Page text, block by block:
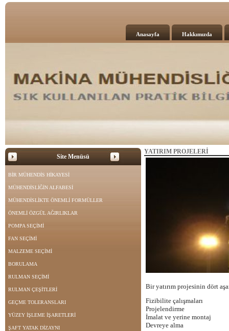
Anasayfa Hakkımızda
Site Menüsü
BİR MÜHENDİS HİKAYESİ
MÜHENDİSLİĞİN ALFABESİ
MÜHENDİSLİKTE ÖNEMLİ FORMÜLLER
ÖNEMLİ ÖZGÜL AĞIRLIKLAR
POMPA SEÇİMİ
FAN SEÇİMİ
MALZEME SEÇİMİ
BORULAMA
RULMAN SEÇİMİ
RULMAN ÇEŞİTLERİ
GEÇME TOLERANSLARI
YÜZEY İŞLEME İŞARETLERİ
ŞAFT YATAK DİZAYNI
YATIRIM PROJELERİ
Bir yatırım projesinin dört
Fizibilite çalışmaları
Projelendirme
İmalat ve yerine montaj
Devreye alma